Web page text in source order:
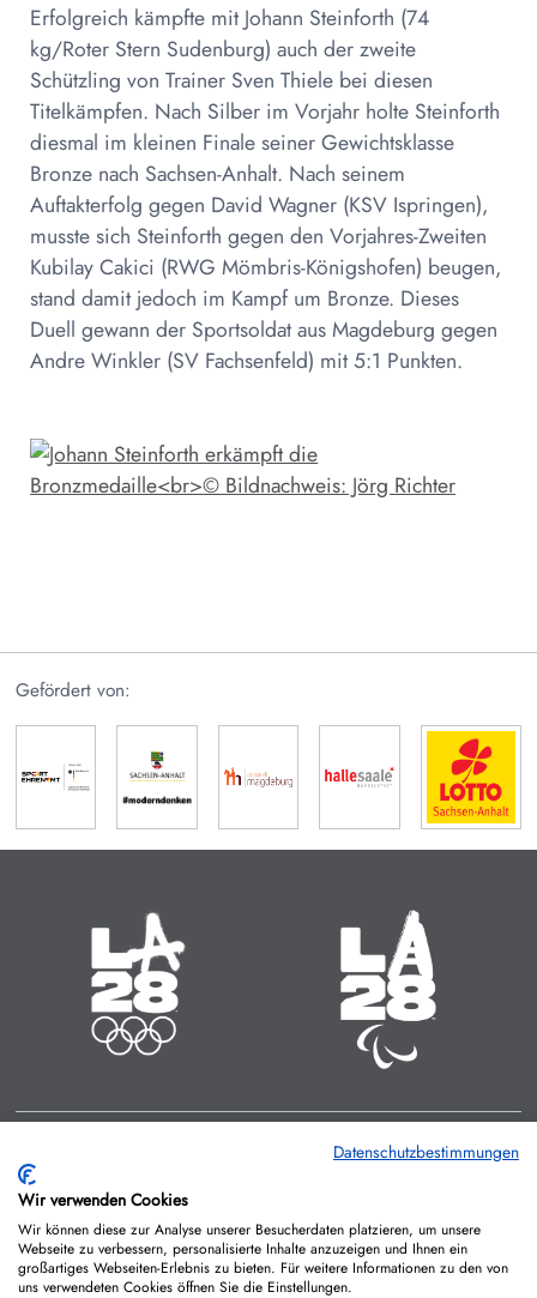
Erfolgreich kämpfte mit Johann Steinforth (74
kg/Roter Stern Sudenburg) auch der zweite
Schützling von Trainer Sven Thiele bei diesen
Titelkämpfen. Nach Silber im Vorjahr holte Steinforth
diesmal im kleinen Finale seiner Gewichtsklasse
Bronze nach Sachsen-Anhalt. Nach seinem
Auftakterfolg gegen David Wagner (KSV Ispringen),
musste sich Steinforth gegen den Vorjahres-Zweiten
Kubilay Cakici (RWG Mömbris-Königshofen) beugen,
stand damit jedoch im Kampf um Bronze. Dieses
Duell gewann der Sportsoldat aus Magdeburg gegen
Andre Winkler (SV Fachsenfeld) mit 5:1 Punkten.
Gefördert von:
Olympische Sommerspiele
14.07. - 30.07.2028
Zeit bis zum Start:
00
STUNDEN
:
Paralympische Sommerspiele
15.08. - 27.08.2028
Zeit bis zum Start:
00
STUNDEN
:
DATENSCHUTZ
COOKIE-RICHTLINIEN
Datenschutzbestimmungen
Wir verwenden Cookies
Wir können diese zur Analyse unserer Besucherdaten platzieren, um unsere
Webseite zu verbessern, personalisierte Inhalte anzuzeigen und Ihnen ein
großartiges Webseiten-Erlebnis zu bieten. Für weitere Informationen zu den von
uns verwendeten Cookies öffnen Sie die Einstellungen.